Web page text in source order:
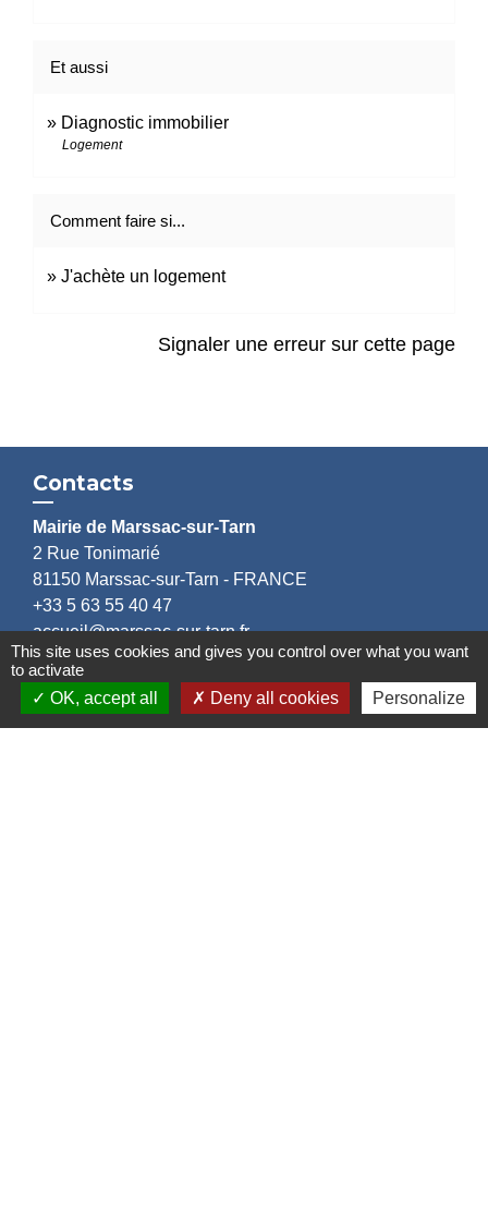
Et aussi
Diagnostic immobilier
Logement
Comment faire si...
J'achète un logement
Signaler une erreur sur cette page
Contacts
Mairie de Marssac-sur-Tarn
2 Rue Tonimarié
81150 Marssac-sur-Tarn - FRANCE
+33 5 63 55 40 47
accueil@marssac-sur-tarn.fr
Lien vers les HORAIRES et CONTACTS
de chaque service
This site uses cookies and gives you control over what you want
to activate
OK, accept all
Deny all cookies Personalize